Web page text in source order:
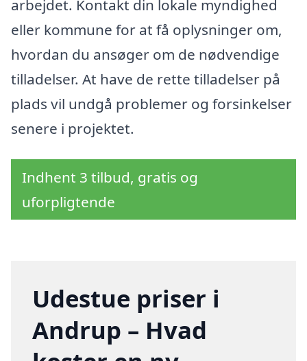
arbejdet. Kontakt din lokale myndighed
eller kommune for at få oplysninger om,
hvordan du ansøger om de nødvendige
tilladelser. At have de rette tilladelser på
plads vil undgå problemer og forsinkelser
senere i projektet.
Indhent 3 tilbud, gratis og
uforpligtende
Udestue priser i
Andrup – Hvad